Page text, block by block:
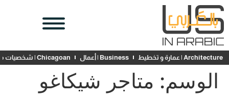
Architecture | عمارة و تخطيط Business | أعمال Chicagoan | شخصيات محلية
الوسم: متاجر شيكاغو